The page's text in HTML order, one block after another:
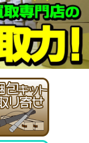
33,500円
2026/01/10
33,500円
2026/01/10